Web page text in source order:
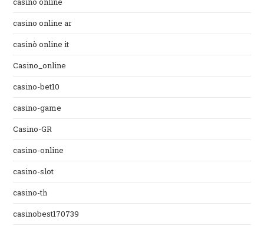
casino online ar
casinò online it
Casino_online
casino-bet10
casino-game
Casino-GR
casino-online
casino-slot
casino-th
casinobest170739